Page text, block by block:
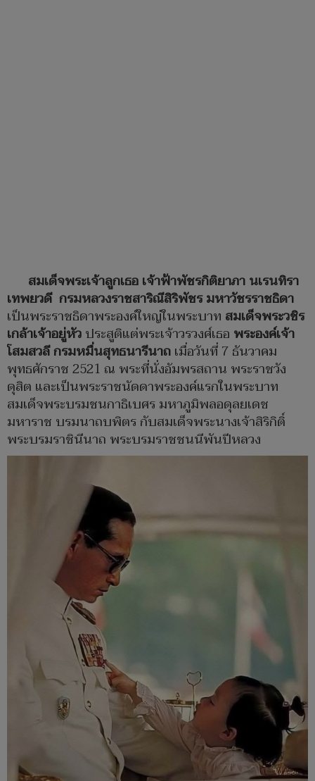
สมเด็จพระเจ้าลูกเธอ เจ้าฟ้าพัชรกิติยาภา นเรนทิรา
เทพยวดี กรมหลวงราชสาริณีสิริพัชร มหาวัชรราชธิดา
เป็นพระราชธิดาพระองค์ใหญ่ในพระบาท สมเด็จพระวชิร
เกล้าเจ้าอยู่หัวประสูติแต่พระเจ้าวรวงศ์เธอ พระองค์เจ้า
โสมสวลี กรมหมื่นสุทธนารีนาถเมื่อวันที่ 7 ธันวาคม
พุทธศักราช 2521 ณ พระที่นั่งอัมพรสถาน พระราชวัง
ดุสิต และเป็นพระราชนัดดาพระองค์แรกในพระบาท
สมเด็จพระบรมชนกาธิเบศร มหาภูมิพลอดุลยเดช
มหาราช บรมนาถบพิตร กับสมเด็จพระนางเจ้าสิริกิติ์
พระบรมราชินีนาถ พระบรมราชชนนีพันปีหลวง